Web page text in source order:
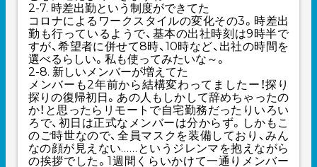
2-7. 時差出勤という制度ができてた
コロナによるワークスタイルの変化その3。時差出
勤も行っているようで、基本の出社時刻は9時半で
すが、希望者に併せて8時、10時など、出社の時間を
選べるらしい。私も使ってみたいな～。
2-8. 新しいメンバーが増えてた
メンバーも2年前から結構変わってましたー！探り
探りの復帰初日。あの人もしかして辞めちゃったの
か！と思ったらリモートで自宅勤務だったりいろい
ろで、初日は正式なメンバーは分からず。しかもこ
のご時世なので、全員マスクを装備しており、みん
なの顔が見えない…… というジレンマを抱えながら
の挨拶でした。1週間くらいかけて一通りメンバー